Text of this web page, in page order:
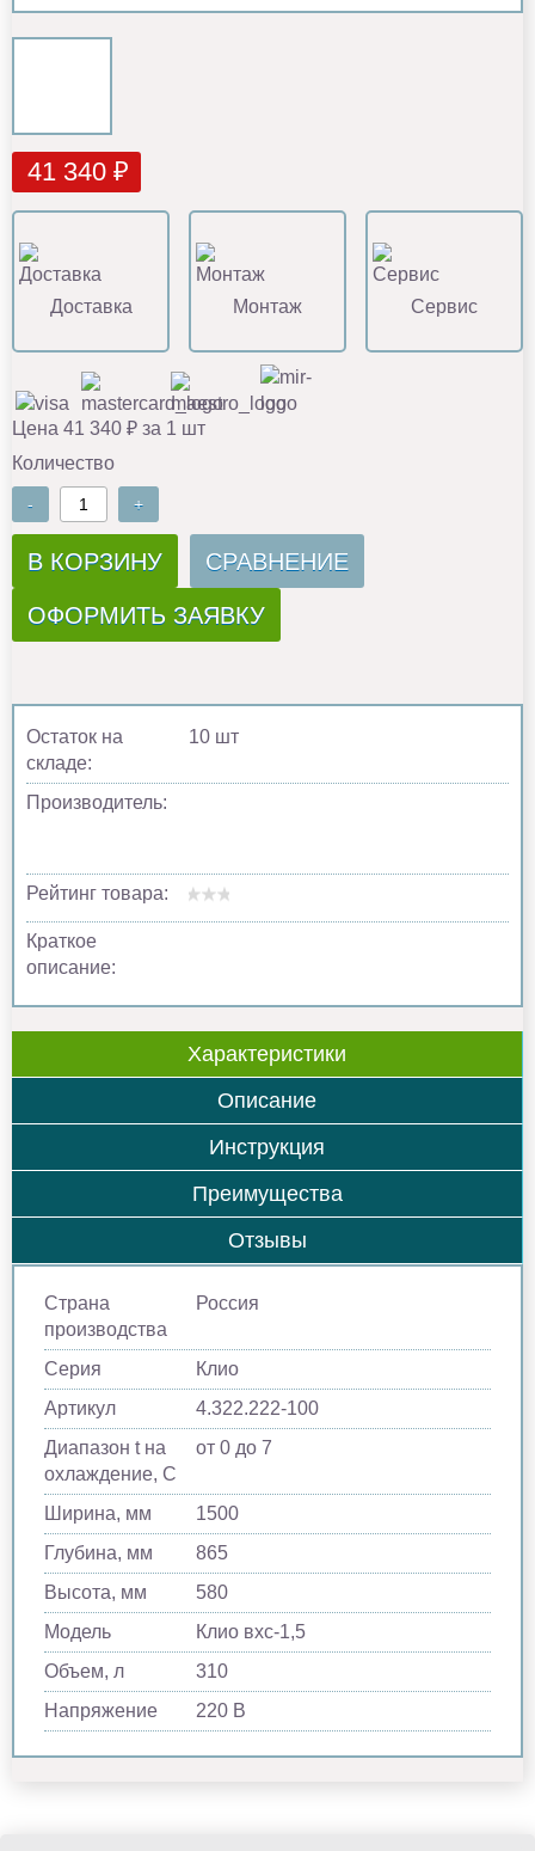
41 340 ₽
Доставка Монтаж Сервис
Цена 41 340 ₽ за 1 шт
Количество
- +
В КОРЗИНУ СРАВНЕНИЕ
ОФОРМИТЬ ЗАЯВКУ
Остаток на
складе:
10 шт
Производитель:
Рейтинг товара:
Краткое
описание:
Характеристики
Описание
Инструкция
Преимущества
Отзывы
Страна
производства
Россия
Серия
Клио
Артикул
4.322.222-100
Диапазон t на
охлаждение, С
от 0 до 7
Ширина, мм
1500
Глубина, мм
865
Высота, мм
580
Модель
Клио вхс-1,5
Объем, л
310
Напряжение
220 В